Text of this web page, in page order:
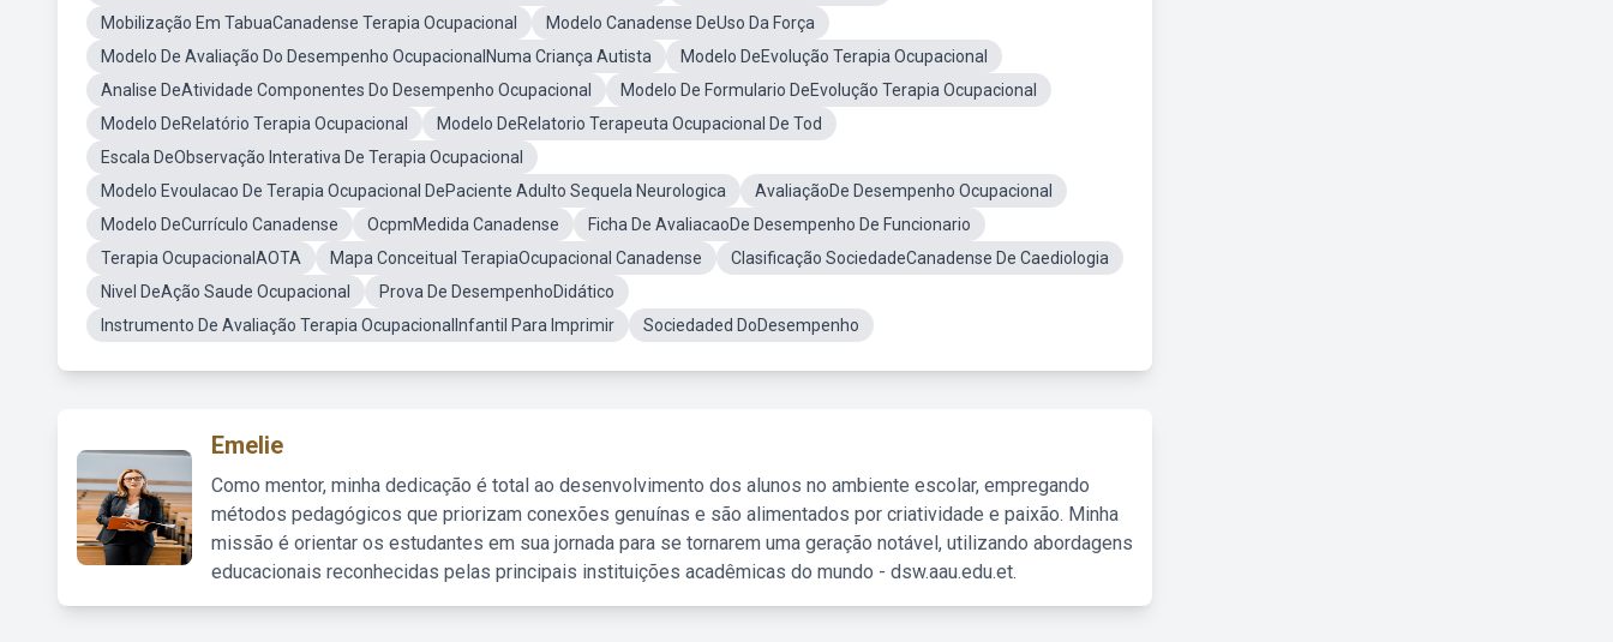
Mobilização Em TabuaCanadense Terapia Ocupacional
Modelo Canadense DeUso Da Força
Modelo De Avaliação Do Desempenho OcupacionalNuma Criança Autista
Modelo DeEvolução Terapia Ocupacional
Analise DeAtividade Componentes Do Desempenho Ocupacional
Modelo De Formulario DeEvolução Terapia Ocupacional
Modelo DeRelatório Terapia Ocupacional
Modelo DeRelatorio Terapeuta Ocupacional De Tod
Escala DeObservação Interativa De Terapia Ocupacional
Modelo Evoulacao De Terapia Ocupacional DePaciente Adulto Sequela Neurologica
AvaliaçãoDe Desempenho Ocupacional
Modelo DeCurrículo Canadense
OcpmMedida Canadense
Ficha De AvaliacaoDe Desempenho De Funcionario
Terapia OcupacionalAOTA
Mapa Conceitual TerapiaOcupacional Canadense
Clasificação SociedadeCanadense De Caediologia
Nivel DeAção Saude Ocupacional
Prova De DesempenhoDidático
Instrumento De Avaliação Terapia OcupacionalInfantil Para Imprimir
Sociedaded DoDesempenho
Emelie
Como mentor, minha dedicação é total ao desenvolvimento dos alunos no ambiente escolar, empregando
métodos pedagógicos que priorizam conexões genuínas e são alimentados por criatividade e paixão. Minha
missão é orientar os estudantes em sua jornada para se tornarem uma geração notável, utilizando abordagens
educacionais reconhecidas pelas principais instituições acadêmicas do mundo - dsw.aau.edu.et.